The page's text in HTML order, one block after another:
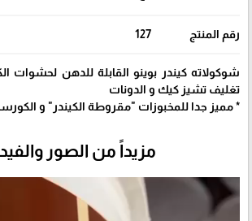
رقم المنتج 127
شوكولاته كيندر بوينو القابلة للدهن لحشوات
تغليف تشيز كيك و الدونات
* مميز جدا للمخبوزات "مقروطة الكيندر" و
مزيداً من الصور